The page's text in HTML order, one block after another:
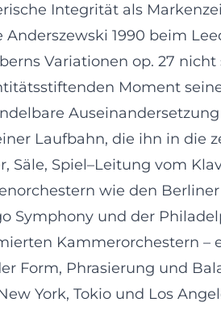
Integrität als
1990 beim
Variationen op. 27
Moment
Laufbahn, die ihn in die
Säle, Spiel–Leitung vom
wie den
Symphony und der
Kammerorchestern –
Form, Phrasierung und
York, Tokio und Los